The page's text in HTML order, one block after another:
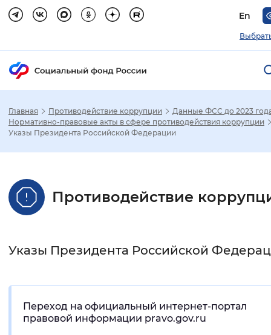
En
Настройка режима отображения
Стандартный Увеличенный
Нормальный Увеличенный
Главная Противодействие коррупции
Данные ФСС до 2023
Нормативно-правовые акты в сфере противодействия коррупции
Указы Президента Российской Федерации
Противодействие
Указы Президента Российской
Переход на официальный интернет-портал
правовой информации pravo.gov.ru